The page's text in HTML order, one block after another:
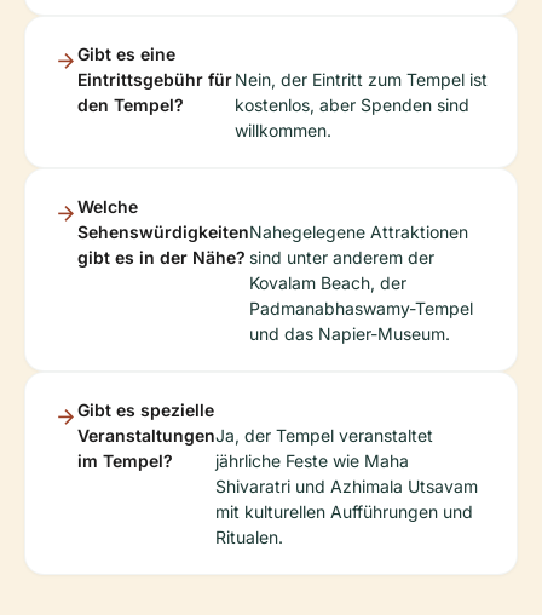
Gibt es eine
Eintrittsgebühr für
den Tempel?
Nein, der Eintritt zum Tempel ist
kostenlos, aber Spenden sind
willkommen.
Welche
Sehenswürdigkeiten
gibt es in der Nähe?
Nahegelegene Attraktionen
sind unter anderem der
Kovalam Beach, der
Padmanabhaswamy-Tempel
und das Napier-Museum.
Gibt es spezielle
Veranstaltungen
im Tempel?
Ja, der Tempel veranstaltet
jährliche Feste wie Maha
Shivaratri und Azhimala Utsavam
mit kulturellen Aufführungen und
Ritualen.